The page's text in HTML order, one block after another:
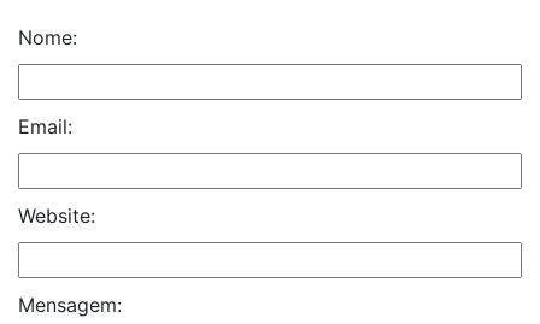
Nome:
Email:
Website:
Mensagem: